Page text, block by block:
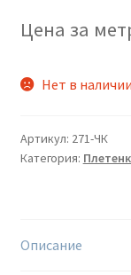
Цена за
Нет в наличии
Артикул: 271-ЧК
Категория:
Описание